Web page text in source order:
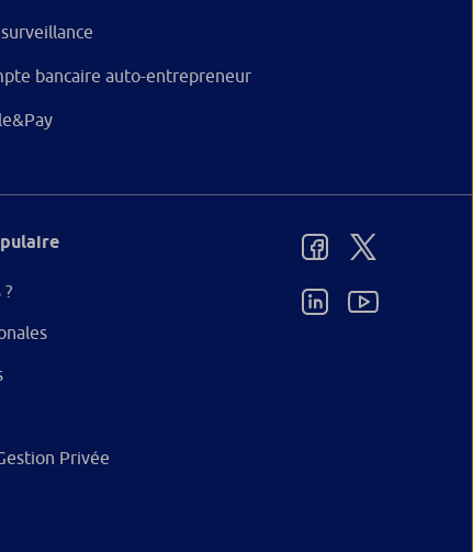
bancaire auto-entrepreneur
Privée